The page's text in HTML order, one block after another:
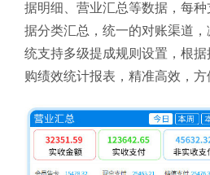
据明细、营业汇总等数据，每
据分类汇总，统一的对账渠道
统支持多级提成规则设置，根
购绩效统计报表，精准高效，方